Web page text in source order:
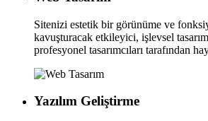
Sitenizi estetik bir görünüme ve
kavuşturacak etkileyici, işlevsel
profesyonel tasarımcıları tarafından
Yazılım Geliştirme